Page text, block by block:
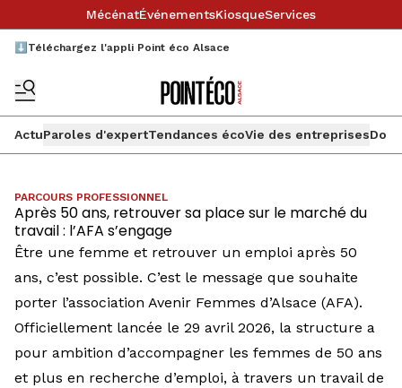
MécénatÉvénementsKiosqueServices
⬇️Téléchargez l'appli Point éco Alsace
ActuParoles d'expertTendances écoVie des entreprises
PARCOURS PROFESSIONNEL
Après 50 ans, retrouver sa place sur le marché du
travail : l’AFA s’engage
Être une femme et retrouver un emploi après 50
ans, c’est possible. C’est le message que souhaite
porter l’association Avenir Femmes d’Alsace (AFA).
Officiellement lancée le 29 avril 2026, la structure a
pour ambition d’accompagner les femmes de 50 ans
et plus en recherche d’emploi, à travers un travail de